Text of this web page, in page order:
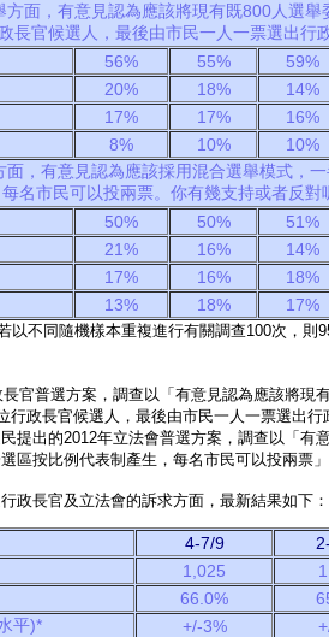
方面，有意見認為應該將現有既800人選
長官候選人，最後由市民一人一票選出行
56% 55%
59%
20% 18%
14%
17% 17%
16%
8% 10%
10%
面，有意見認為應該採用混合選舉模式，
名市民可以投兩票。你有幾支持或者反對
50% 50%
51%
21% 16%
14%
17% 16%
18%
13% 18% 17%
以不同隨機樣本重複進行有關調查100次，則
官普選方案，調查以「有意見認為應該將
行政長官候選人，最後由市民一人一票選出
提出的2012年立法會普選方案，調查以「
區按比例代表制產生，每名市民可以投兩票
政長官及立法會的訴求方面，最新結果如下：
4-7/9
1,025
66.0%
平)*
+/-3%